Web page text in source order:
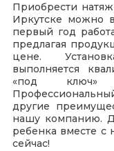
Приобрести
Иркутске можно
первый год
предлагая
цене.
выполняется
«под ключ»
другие
нашу компанию.
ребенка вместе
сейчас!